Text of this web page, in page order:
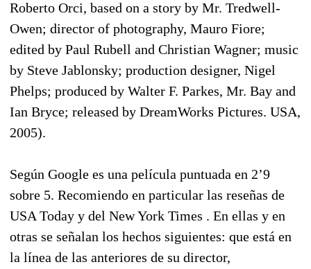
Roberto Orci, based on a story by Mr. Tredwell-
Owen; director of photography, Mauro Fiore;
edited by Paul Rubell and Christian Wagner; music
by Steve Jablonsky; production designer, Nigel
Phelps; produced by Walter F. Parkes, Mr. Bay and
Ian Bryce; released by DreamWorks Pictures. USA,
2005).
Según Google es una película puntuada en 2’9
sobre 5. Recomiendo en particular las reseñas de
USA Today y del New York Times . En ellas y en
otras se señalan los hechos siguientes: que está en
la línea de las anteriores de su director,